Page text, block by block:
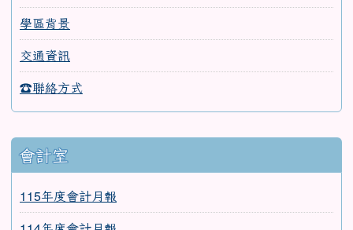
學區背景
交通資訊
☎聯絡方式
會計室
115年度會計月報